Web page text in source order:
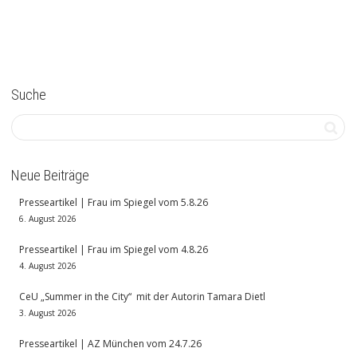
Suche
Neue Beiträge
Presseartikel | Frau im Spiegel vom 5.8.26
6. August 2026
Presseartikel | Frau im Spiegel vom 4.8.26
4. August 2026
CeU „Summer in the City“ mit der Autorin Tamara Dietl
3. August 2026
Presseartikel | AZ München vom 24.7.26